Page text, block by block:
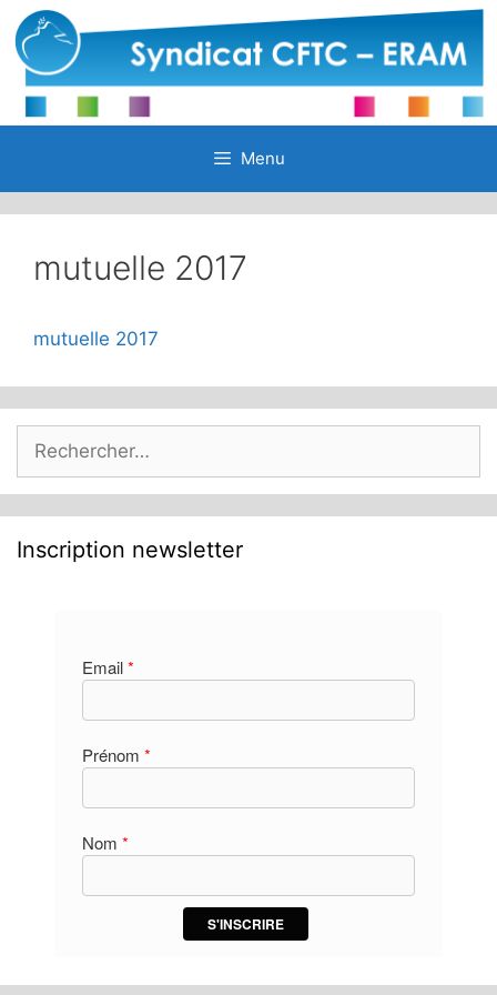
Aller
au
contenu
Menu
mutuelle 2017
mutuelle 2017
Rechercher :
Inscription newsletter
Email*
Prénom *
Nom *
S'INSCRIRE